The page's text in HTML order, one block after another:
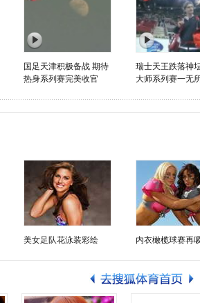
国足天津积极备战 期待
热身系列赛完美收官
瑞士天王跌落神
大师系列赛一无
美女足队花泳装彩绘 内衣橄榄球赛再